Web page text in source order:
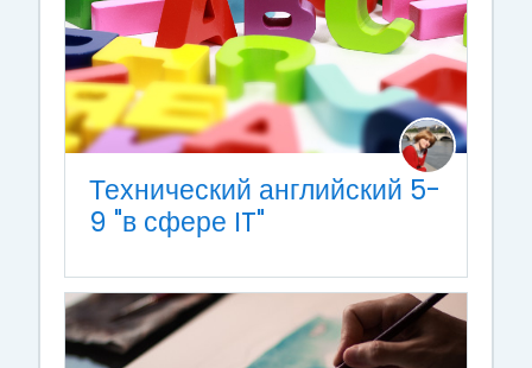
Технический английский 5-
9 "в сфере IT"